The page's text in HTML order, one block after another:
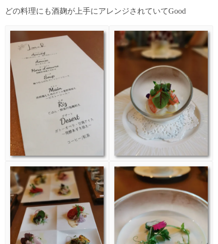
どの料理にも酒麹が上手にアレンジされていてGood